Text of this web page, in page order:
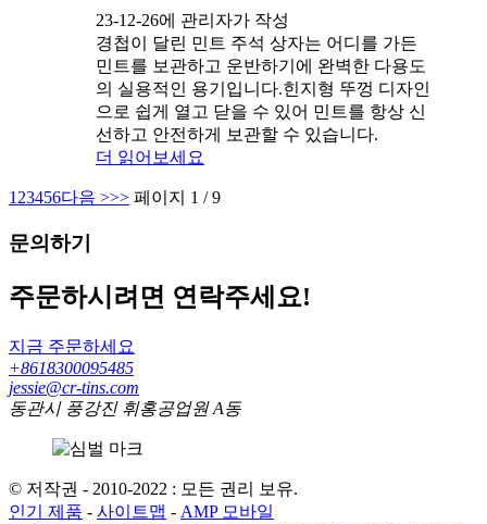
23-12-26에 관리자가 작성
경첩이 달린 민트 주석 상자는 어디를 가든
민트를 보관하고 운반하기에 완벽한 다용도
의 실용적인 용기입니다.힌지형 뚜껑 디자인
으로 쉽게 열고 닫을 수 있어 민트를 항상 신
선하고 안전하게 보관할 수 있습니다.
더 읽어보세요
1 23456다음 >>> 페이지 1 / 9
문의하기
주문하시려면 연락주세요!
지금 주문하세요
+8618300095485
jessie@cr-tins.com
동관시 풍강진 휘홍공업원 A동
© 저작권 - 2010-2022 : 모든 권리 보유.
인기 제품 - 사이트맵 - AMP 모바일